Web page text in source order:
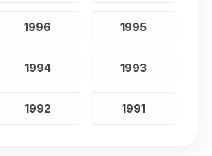
1996 1995
1994 1993
1992 1991